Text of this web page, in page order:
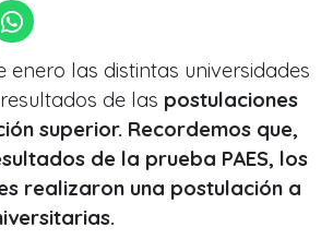
enero las distintas universidades
de las postulaciones
superior. Recordemos que,
de la prueba PAES, los
realizaron una postulación a